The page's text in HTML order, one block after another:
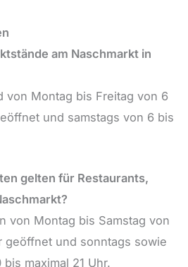
am Naschmarkt in
von Montag bis Freitag von 6
und samstags von 6 bis
gelten für Restaurants,
von Montag bis Samstag von
geöffnet und sonntags sowie
maximal 21 Uhr.